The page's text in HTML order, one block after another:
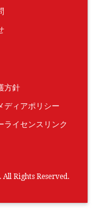
方針
ディアポリシー
ライセンスリンク
Rights Reserved.